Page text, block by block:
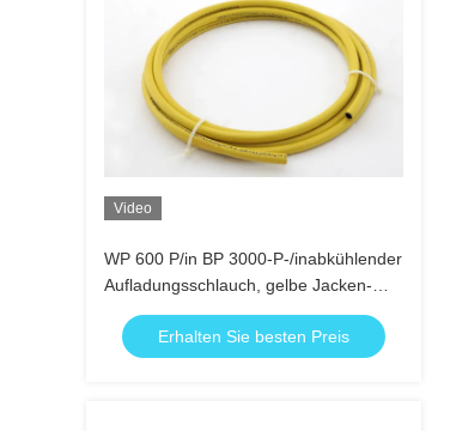
Video
WP 600 P/in BP 3000-P-/inabkühlender
Aufladungsschlauch, gelbe Jacken-
Schläuche
Erhalten Sie besten Preis